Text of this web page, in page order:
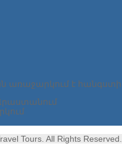
առաջարկում է
Tours. All Rights Reserved.